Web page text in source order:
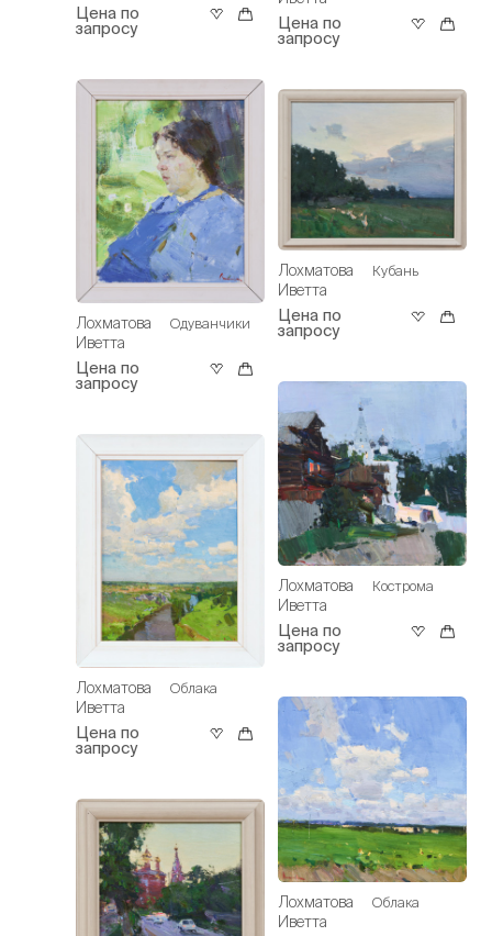
Цена по
запросу
Лохматова
Иветта
Одуванчики
Цена по
запросу
Лохматова
Иветта
Облака
Цена по
запросу
Цена по
запросу
Лохматова
Иветта
Кубань
Цена по
запросу
Лохматова
Иветта
Кострома
Цена по
запросу
Лохматова
Иветта
Облака